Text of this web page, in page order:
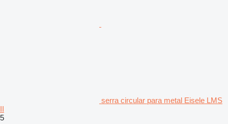
serra circular para metal Eisele LMS
II
5